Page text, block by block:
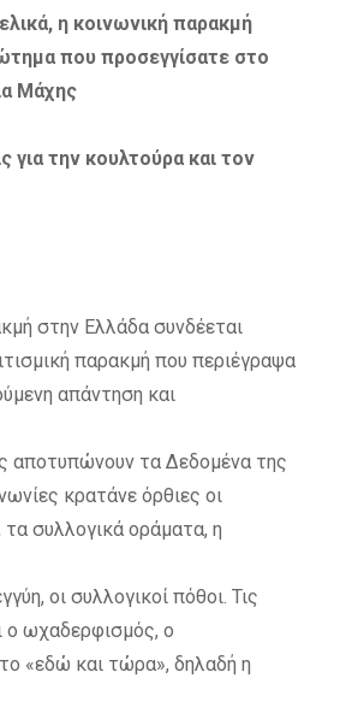
η κοινωνική παρακμή
που προσεγγίσατε στο
Μάχης
για την κουλτούρα και τον
στην Ελλάδα συνδέεται
παρακμή που περιέγραψα
απάντηση και
αποτυπώνουν τα Δεδομένα της
κρατάνε όρθιες οι
τα συλλογικά οράματα, η
οι συλλογικοί πόθοι. Τις
ο ωχαδερφισμός, ο
«εδώ και τώρα», δηλαδή η